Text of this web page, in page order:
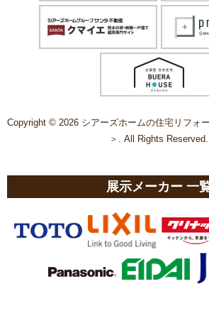
Copyright © 2026 シアーズホームの住宅リフォ
＞. All Rights Reserved.
展示メーカー 一